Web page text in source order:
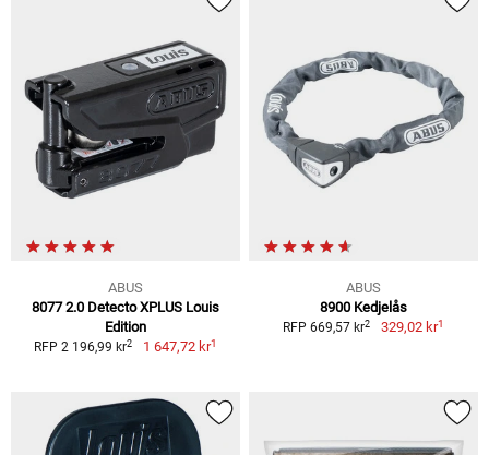
ABUS
8077 2.0 Detecto XPLUS Louis
Edition
RFP 2 196,99 kr2 1 647,72 kr1
ABUS
8900 Kedjelås
RFP 669,57 kr2 329,02 kr1